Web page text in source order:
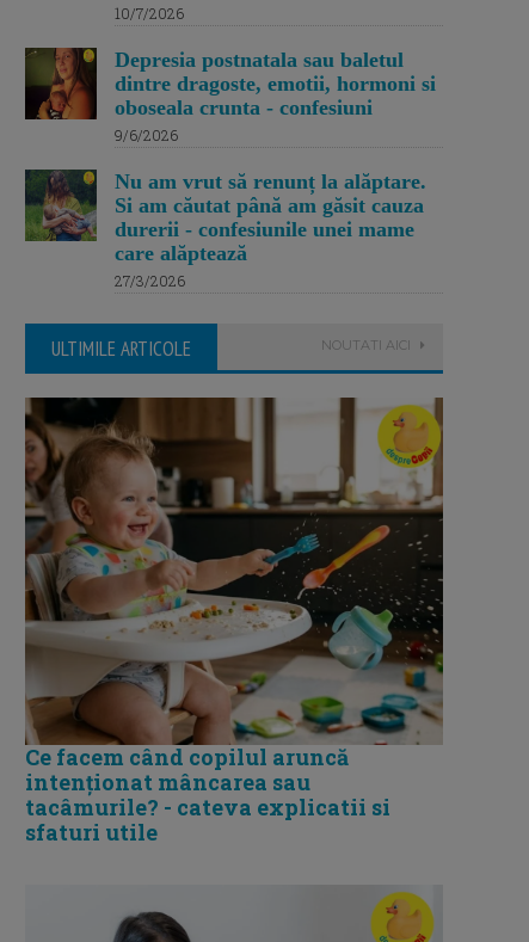
10/7/2026
Depresia postnatala sau baletul
dintre dragoste, emotii, hormoni si
oboseala crunta - confesiuni
9/6/2026
Nu am vrut să renunț la alăptare.
Si am căutat până am găsit cauza
durerii - confesiunile unei mame
care alăptează
27/3/2026
ULTIMILE ARTICOLE NOUTATI AICI
Ce facem când copilul aruncă
intenționat mâncarea sau
tacâmurile? - cateva explicatii si
sfaturi utile